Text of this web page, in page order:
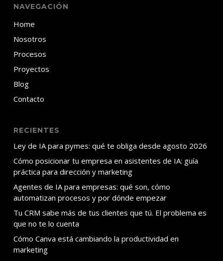
NAVEGACIÓN
Home
Nosotros
Procesos
Proyectos
Blog
Contacto
RECIENTES
Ley de IA para pymes: qué te obliga desde agosto 2026
Cómo posicionar tu empresa en asistentes de IA: guía
práctica para dirección y marketing
Agentes de IA para empresas: qué son, cómo
automatizan procesos y por dónde empezar
Tu CRM sabe más de tus clientes que tú. El problema es
que no te lo cuenta
Cómo Canva está cambiando la productividad en
marketing